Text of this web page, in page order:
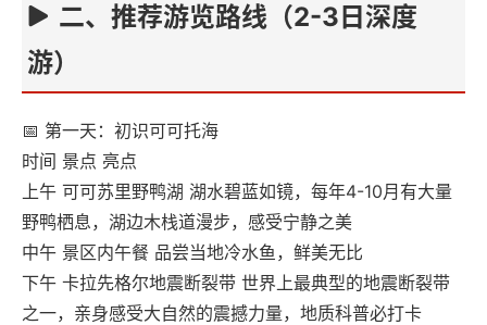
二、推荐游览路线（2-3日深度
游）
📅 第一天：初识可可托海
时间 景点 亮点
上午 可可苏里野鸭湖 湖水碧蓝如镜，每年4-10月有大量
野鸭栖息，湖边木栈道漫步，感受宁静之美
中午 景区内午餐 品尝当地冷水鱼，鲜美无比
下午 卡拉先格尔地震断裂带 世界上最典型的地震断裂带
之一，亲身感受大自然的震撼力量，地质科普必打卡